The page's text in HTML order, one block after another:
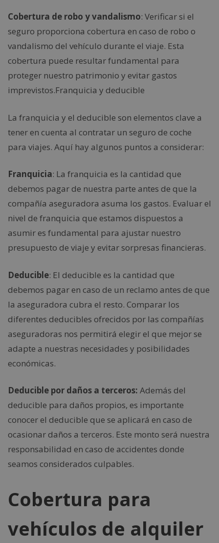
Cobertura de robo y vandalismo: Verificar si el
seguro proporciona cobertura en caso de robo o
vandalismo del vehículo durante el viaje. Esta
cobertura puede resultar fundamental para
proteger nuestro patrimonio y evitar gastos
imprevistos.Franquicia y deducible
La franquicia y el deducible son elementos clave a
tener en cuenta al contratar un seguro de coche
para viajes. Aquí hay algunos puntos a considerar:
Franquicia: La franquicia es la cantidad que
debemos pagar de nuestra parte antes de que la
compañía aseguradora asuma los gastos. Evaluar el
nivel de franquicia que estamos dispuestos a
asumir es fundamental para ajustar nuestro
presupuesto de viaje y evitar sorpresas financieras.
Deducible: El deducible es la cantidad que
debemos pagar en caso de un reclamo antes de que
la aseguradora cubra el resto. Comparar los
diferentes deducibles ofrecidos por las compañías
aseguradoras nos permitirá elegir el que mejor se
adapte a nuestras necesidades y posibilidades
económicas.
Deducible por daños a terceros: Además del
deducible para daños propios, es importante
conocer el deducible que se aplicará en caso de
ocasionar daños a terceros. Este monto será nuestra
responsabilidad en caso de accidentes donde
seamos considerados culpables.
Cobertura para
vehículos de alquiler